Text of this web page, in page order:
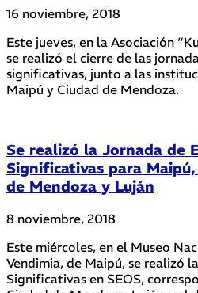
16 noviembre, 2018
Este jueves, en la Asociación
se realizó el cierre de las
significativas, junto a las
Maipú y Ciudad de Mendoza.
Se realizó la Jornada de
Significativas para
de Mendoza y Luján
8 noviembre, 2018
Este miércoles, en el Museo
Vendimia, de Maipú, se realizó
Significativas en SEOS,